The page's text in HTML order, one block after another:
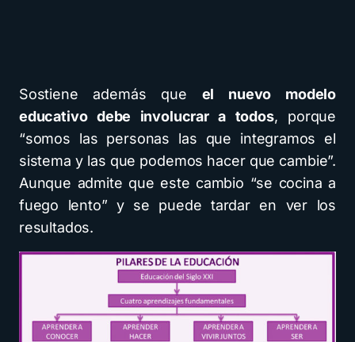
Sostiene además que el nuevo modelo
educativo debe involucrar a todos, porque
“somos las personas las que integramos el
sistema y las que podemos hacer que cambie”.
Aunque admite que este cambio “se cocina a
fuego lento” y se puede tardar en ver los
resultados.